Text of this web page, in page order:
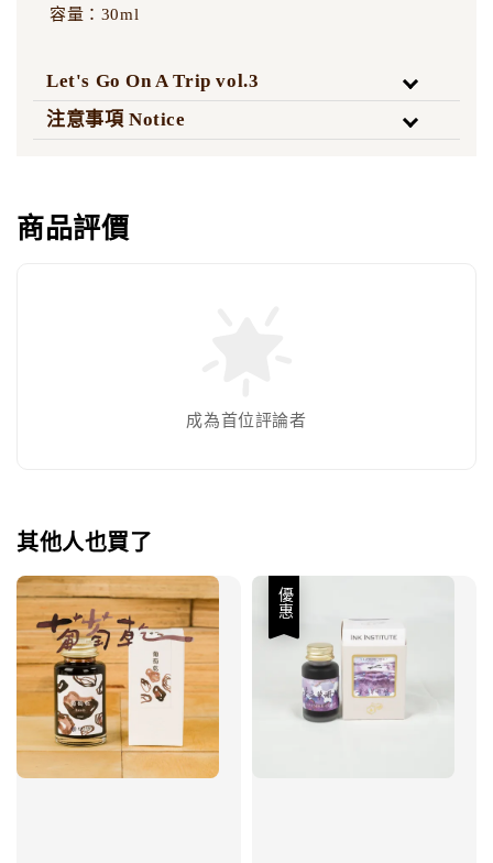
容量：30ml
Let's Go On A Trip vol.3
注意事項 Notice
商品評價
成為首位評論者
其他人也買了
優惠